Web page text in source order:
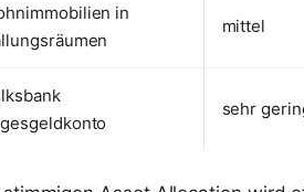
in
mittel
sehr